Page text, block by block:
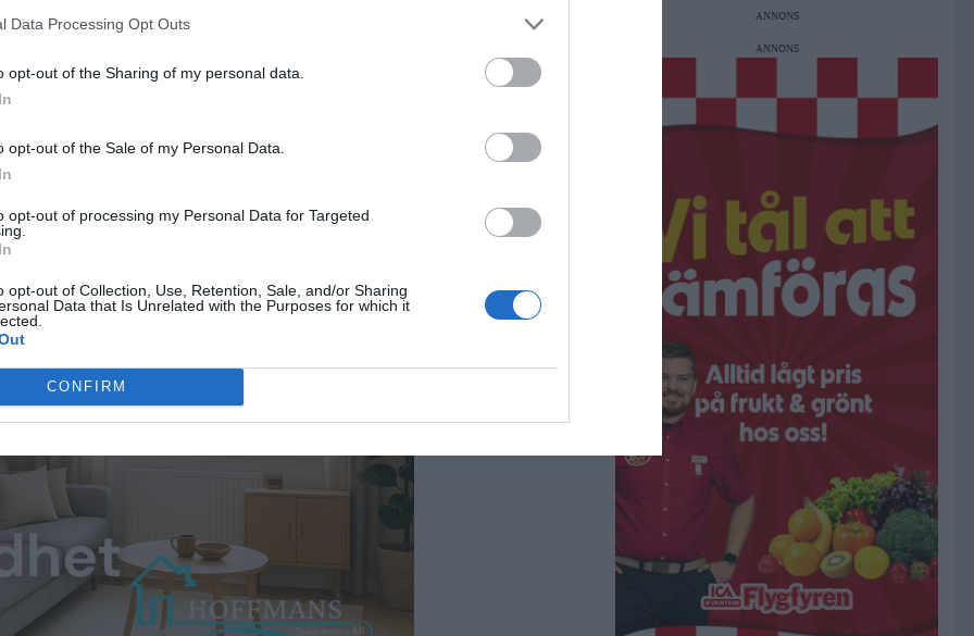
Data Processing Opt Outs
opt-out of the Sharing of my personal data.
opt-out of the Sale of my Personal Data.
opt-out of processing my Personal Data for Targeted
opt-out of Collection, Use, Retention, Sale, and/or Sharing
Data that Is Unrelated with the Purposes for which it
CONFIRM
åtalas efter att en tolvårig flicka ska ha
Enligt uppgifter till polisen ska
en Tiktok-utmaning. Det rapporterar
med nyheten.
gång mellan februari och mars i år.
sin mamma hur många likes hon
sig. Mamman ska ha svarat 10 000.
ANNONS
ANNONS